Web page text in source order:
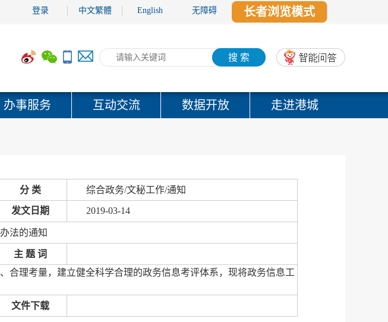
登录 中文繁體 English 无障碍 长者浏览模式
搜 索
办事服务 互动交流 数据开放 走进港城
分 类 综合政务/文秘工作/通知
发文日期 2019-03-14
法的通知
主 题 词
合理考量，建立健全科学合理的政务信息考评体系，现将政务信息工
文件下载